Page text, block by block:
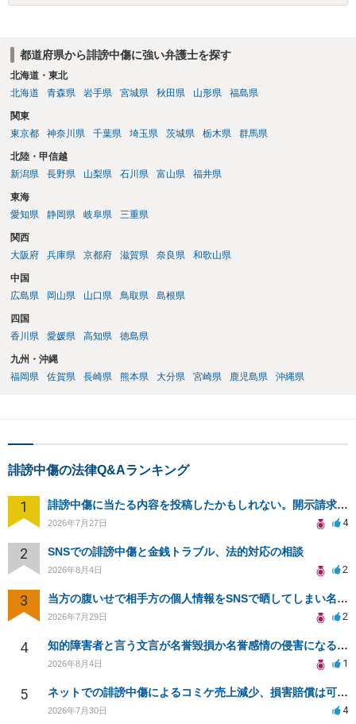
場合賠償金はいくらでしょうか。 →ケースバイケースであり、数万円
都道府県から誹謗中傷に強い弁護士を探す
北海道・東北
北海道
青森県 岩手県 宮城県 秋田県 山形県 福島県
関東
東京都
神奈川県 千葉県 埼玉県 茨城県 栃木県 群馬県
北陸・甲信越
新潟県
長野県 山梨県 石川県 富山県 福井県
東海
愛知県
静岡県 岐阜県 三重県
関西
大阪府
兵庫県 京都府 滋賀県 奈良県 和歌山県
中国
広島県
岡山県 山口県 鳥取県 島根県
四国
香川県
愛媛県 高知県 徳島県
九州・沖縄
福岡県
佐賀県 長崎県 熊本県 大分県 宮崎県 鹿児島県 沖縄県
誹謗中傷の法律Q&Aランキング
1 誹謗中傷に当たる内容を投稿したかもしれない。開示請求や民事刑事裁判に発展しうるのか教えて欲しい。
2026年7月27日 4
2 SNSでの誹謗中傷と金銭トラブル、法的対応の相談
2026年8月4日 2
3 当方の腹いせで相手方の個人情報をSNSで晒してしまい名誉毀損させてしまったかもしれない
2026年7月29日 2
4 知的障害者と言う文言が名誉毀損か名誉感情の侵害になるか教えてほしい。
2026年8月4日 1
5 ネットでの誹謗中傷によるコミケ売上減少、損害賠償は可能か？
2026年7月30日 4